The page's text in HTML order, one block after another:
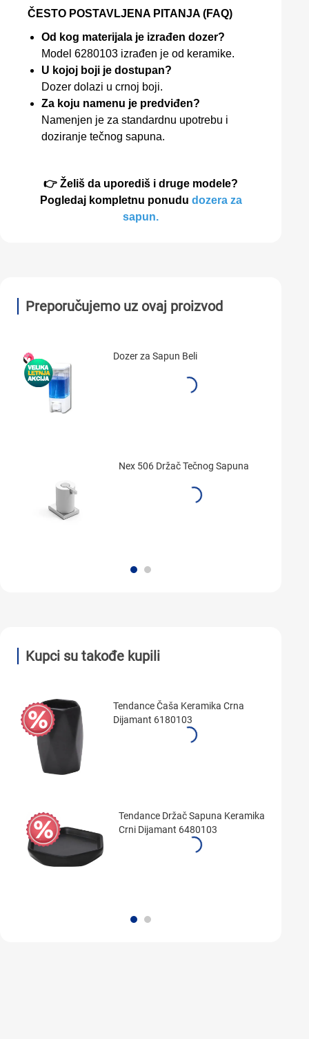
ČESTO POSTAVLJENA PITANJA (FAQ)
Od kog materijala je izrađen dozer?
Model 6280103 izrađen je od keramike.
U kojoj boji je dostupan?
Dozer dolazi u crnoj boji.
Za koju namenu je predviđen?
Namenjen je za standardnu upotrebu i
doziranje tečnog sapuna.
👉 Želiš da uporediš i druge modele?
Pogledaj kompletnu ponudu dozera za
sapun.
Preporučujemo uz ovaj proizvod
Dozer za Sapun Beli
Nex 506 Držač Tečnog Sapuna
Kupci su takođe kupili
Tendance Čaša Keramika Crna
Dijamant 6180103
Tendance Držač Sapuna Keramika
Crni Dijamant 6480103